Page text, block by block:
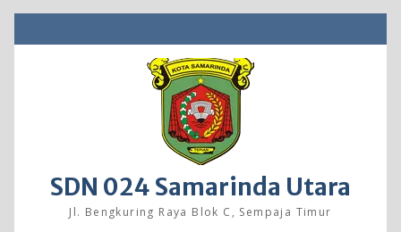
to
SDN 024 Samarinda Utara
Jl. Bengkuring Raya Blok C, Sempaja Timur